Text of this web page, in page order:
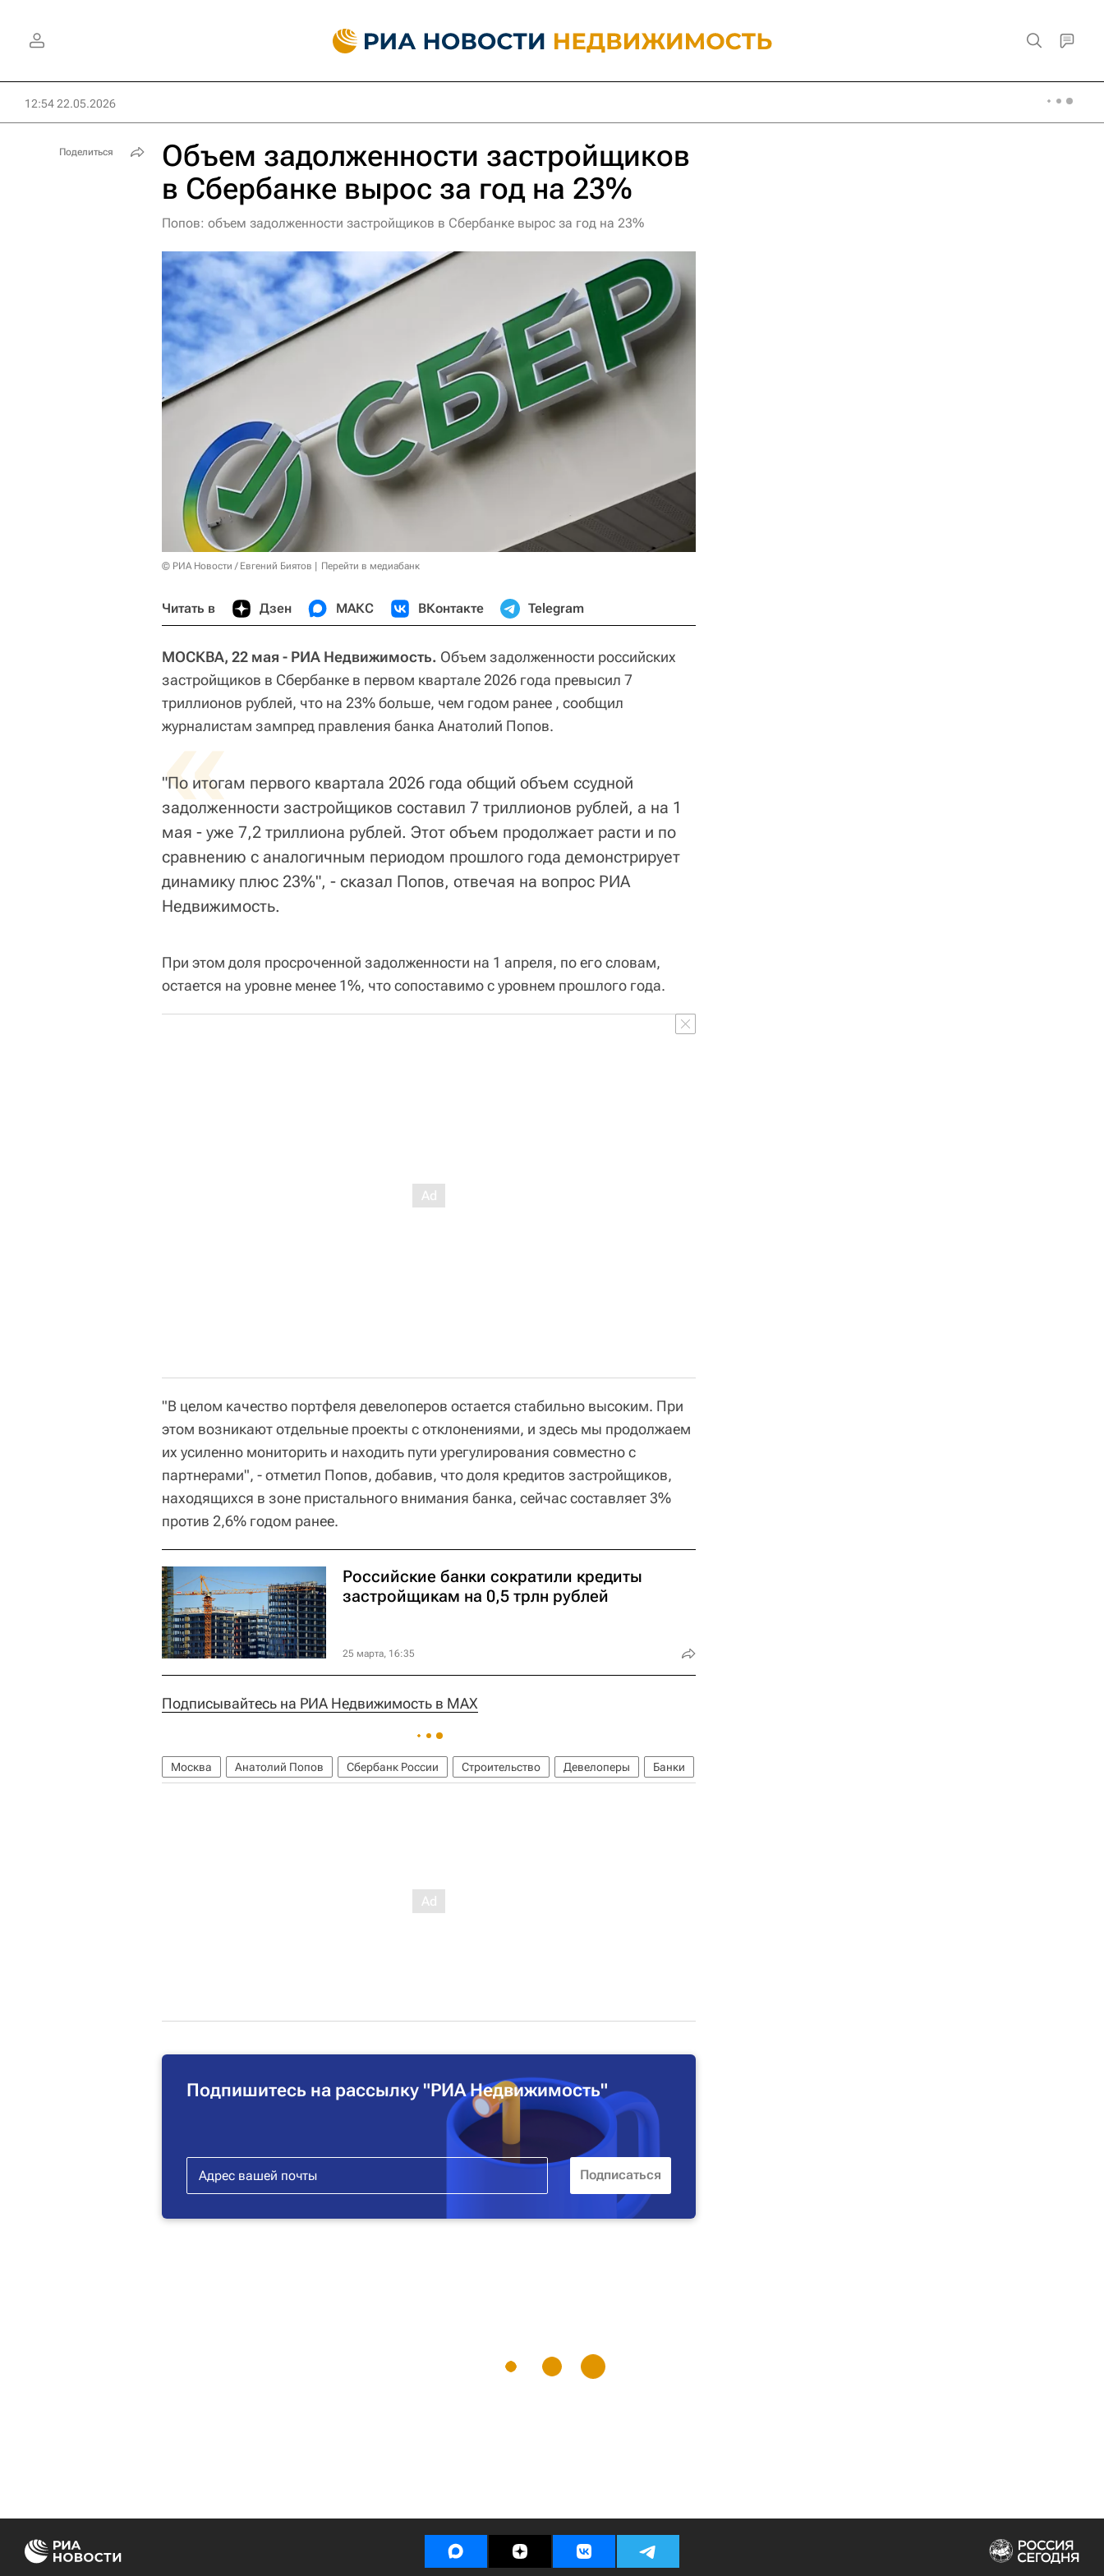
12:54 22.05.2026
Объем задолженности застройщиков
в Сбербанке вырос за год на 23%
Попов: объем задолженности застройщиков в Сбербанке вырос за год на 23%
© РИА Новости / Евгений Биятов Перейти в медиабанк
Читать в Дзен МАКС ВКонтакте Telegram
МОСКВА, 22 мая - РИА Недвижимость. Объем задолженности российских
застройщиков в Сбербанке в первом квартале 2026 года превысил 7
триллионов рублей, что на 23% больше, чем годом ранее , сообщил
журналистам зампред правления банка Анатолий Попов.
«
"По итогам первого квартала 2026 года общий объем ссудной
задолженности застройщиков составил 7 триллионов рублей, а на 1
мая - уже 7,2 триллиона рублей. Этот объем продолжает расти и по
сравнению с аналогичным периодом прошлого года демонстрирует
динамику плюс 23%", - сказал Попов, отвечая на вопрос РИА
Недвижимость.
При этом доля просроченной задолженности на 1 апреля, по его словам,
остается на уровне менее 1%, что сопоставимо с уровнем прошлого года.
"В целом качество портфеля девелоперов остается стабильно высоким. При
этом возникают отдельные проекты с отклонениями, и здесь мы продолжаем
их усиленно мониторить и находить пути урегулирования совместно с
партнерами", - отметил Попов, добавив, что доля кредитов застройщиков,
находящихся в зоне пристального внимания банка, сейчас составляет 3%
против 2,6% годом ранее.
Российские банки сократили кредиты
застройщикам на 0,5 трлн рублей
25 марта, 16:35
Подписывайтесь на РИА Недвижимость в MAX
Москва Анатолий Попов Сбербанк России Строительство Девелоперы Банки
Подпишитесь на рассылку "РИА Недвижимость"
Поделиться